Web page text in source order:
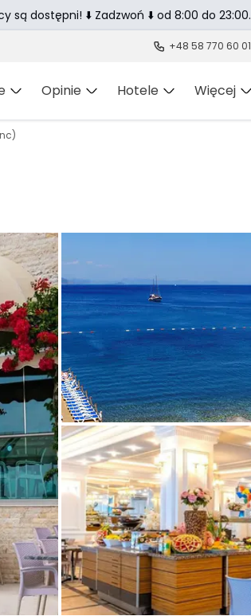
+48 58 770 60 01
Opinie Hotele Więcej
są dostępni! ⬇️ Zadzwoń ⬇️ od 8:00 do 23:00.